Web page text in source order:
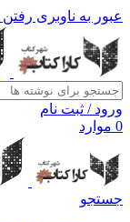
عبور به ناوبری
ورود / ثبت نام
0 موارد
جستجو